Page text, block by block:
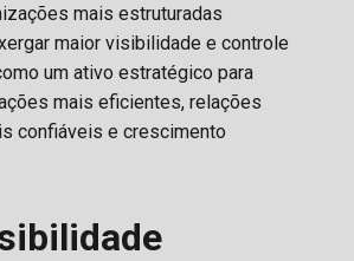
mais estruturadas
maior visibilidade e controle
um ativo estratégico para
mais eficientes, relações
confiáveis e crescimento